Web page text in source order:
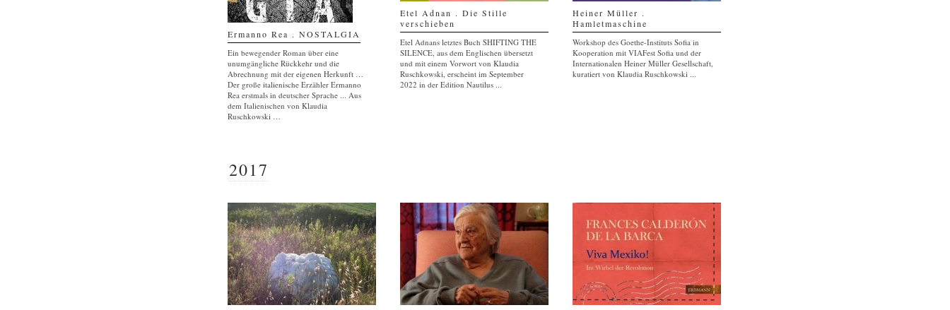
Ermanno Rea . NOSTALGIA
Ein bewegender Roman über eine
unumgängliche Rückkehr und die
Abrechnung mit der eigenen Herkunft …
Der große italienische Erzähler Ermanno
Rea erstmals in deutscher Sprache ... Aus
dem Italienischen von Klaudia
Ruschkowski …
Etel Adnan . Die Stille
verschieben
Etel Adnans letztes Buch SHIFTING THE
SILENCE, aus dem Englischen übersetzt
und mit einem Vorwort von Klaudia
Ruschkowski, erscheint im September
2022 in der Edition Nautilus ...
Heiner Müller .
Hamletmaschine
Workshop des Goethe-Instituts Sofia in
Kooperation mit VIAFest Sofia und der
Internationalen Heiner Müller Gesellschaft,
kuratiert von Klaudia Ruschkowski ...
2017